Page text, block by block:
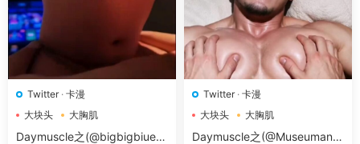
Twitter· 卡漫
大块头
大胸肌
大胸肌肉男
Daymuscle之(@bigbigbiue-
Twitter· 卡漫
大块头
大胸肌
大胸肌肉男
Daymuscle之(@Museumans-